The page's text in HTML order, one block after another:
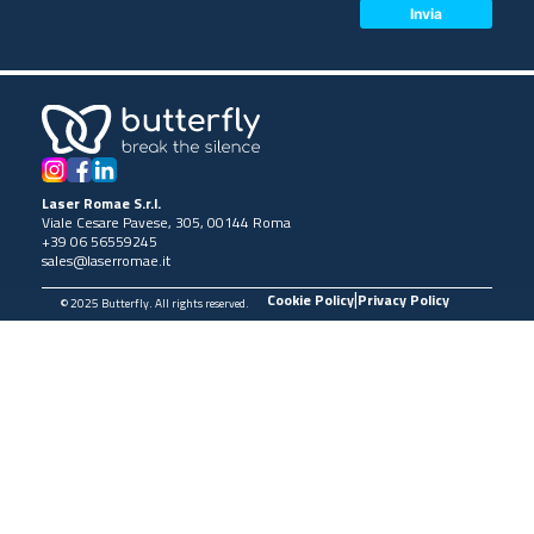
Laser Romae S.r.l.
Viale Cesare Pavese, 305, 00144 Roma
+39 06 56559245
sales@laserromae.it
© 2025 Butterfly. All rights reserved. Cookie Policy|Privacy Policy